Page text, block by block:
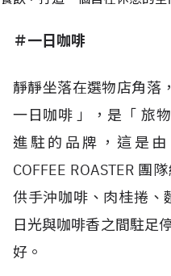
＃一日咖啡
靜靜坐落在選物店角落
一日咖啡 」，是「 旅
進駐的品牌，這是由
COFFEE ROASTER 團
供手沖咖啡、肉桂捲、
日光與咖啡香之間駐足
好。